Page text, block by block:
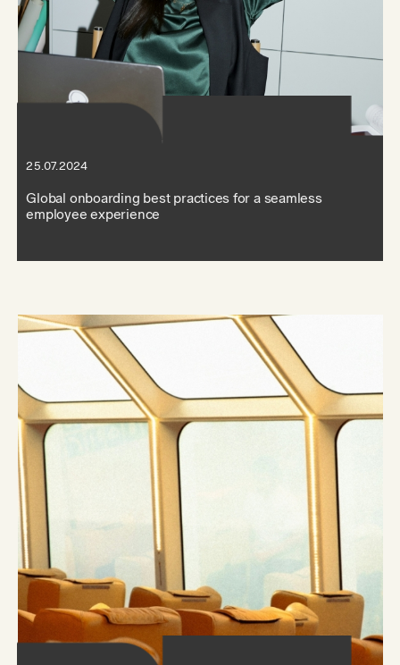
25.07.2024
Global onboarding best practices for a seamless
employee experience